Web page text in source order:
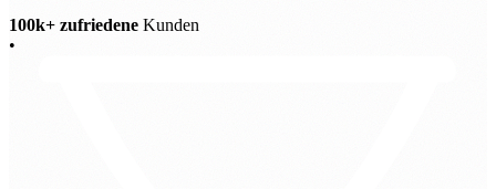
100k+ zufriedene Kunden
•